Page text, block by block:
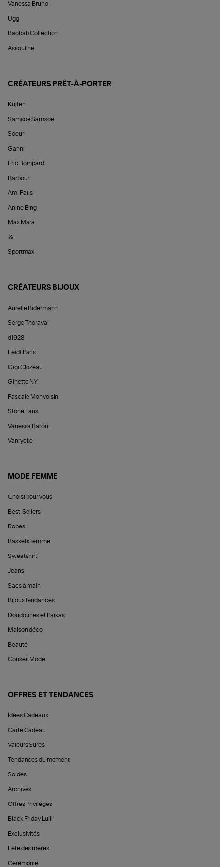
Vanessa Bruno
Ugg
Baobab Collection
Assouline
CRÉATEURS PRÊT-À-PORTER
Kujten
Samsoe Samsoe
Soeur
Ganni
Éric Bompard
Barbour
Ami Paris
Anine Bing
Max Mara
&
Sportmax
CRÉATEURS BIJOUX
Aurélie Bidermann
Serge Thoraval
d1928
Feidt Paris
Gigi Clozeau
Ginette NY
Pascale Monvoisin
Stone Paris
Vanessa Baroni
Vanrycke
MODE FEMME
Choisi pour vous
Best-Sellers
Robes
Baskets femme
Sweatshirt
Jeans
Sacs à main
Bijoux tendances
Doudounes et Parkas
Maison déco
Beauté
Conseil Mode
OFFRES ET TENDANCES
Idées Cadeaux
Carte Cadeau
Valeurs Sûres
Tendances du moment
Soldes
Archives
Offres Privilèges
Black Friday Lulli
Exclusivités
Fête des mères
Cérémonie